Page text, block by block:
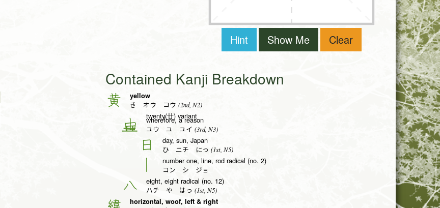
Hint Show Me Clear
Contained Kanji Breakdown
黄 yellow
き オウ コウ (2nd, N2)
twenty(廿) variant
由 wherefore, a reason
ユウ ユ ユイ (3rd, N3)
日 day, sun, Japan
ひ ニチ にっ (1st, N5)
number one, line, rod radical (no. 2)
コン シ ジョ
八 eight, eight radical (no. 12)
ハチ や はっ (1st, N5)
horizontal, woof, left & right